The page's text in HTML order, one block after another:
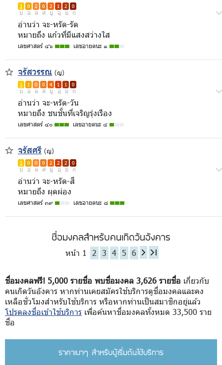
1 0 2 0 2 1 2 0
บ อ ด ศ มู อุ ม ก
อ่านว่า จะ-หรัด-รัด
หมายถึง แก้วที่มีแสงสว่างใส
เลขศาสตร์ ๔๖ เลขอายตนะ ๑
จรัสวรรณ (ญ)
1 1 0 0 4 1 1 0
บ อ ด ศ มู อุ ม ก
อ่านว่า จะ-หรัด-วัน
หมายถึง ชนชั้นที่เจริญรุ่งเรือง
เลขศาสตร์ ๔๐ เลขอายตนะ ๔
จรัสศรี (ญ)
1 0 0 0 2 2 2 0
บ อ ด ศ มู อุ ม ก
อ่านว่า จะ-หรัด-สี
หมายถึง ผุดผ่อง
เลขศาสตร์ ๓๙ เลขอายตนะ ๘
ชื่อมงคลสำหรับคนเกิดวันอังคาร
หน้า 1 2 3 4 5 6
ชื่อมงคลฟรี! 5,000 รายชื่อ พบชื่อมงคล 3,626 รายชื่อ เกี่ยวกับ
คนเกิดวันอังคาร หากท่านเคยสมัครใช้บริการดูชื่อมงคลและคง
เหลือชั่วโมงสำหรับใช้บริการ หรือหากท่านเป็นสมาชิกอยู่แล้ว
โปรดลงชื่อเข้าใช้บริการ เพื่อค้นหาชื่อมงคลทั้งหมด 33,500 ราย
ชื่อ
ราคาเบาๆ สำหรับผู้เริ่มต้นใช้บริการ